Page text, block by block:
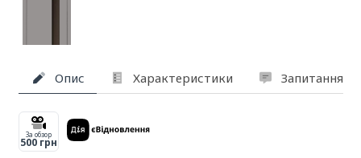
Опис Характеристики Запитання
За обзор
500 грн